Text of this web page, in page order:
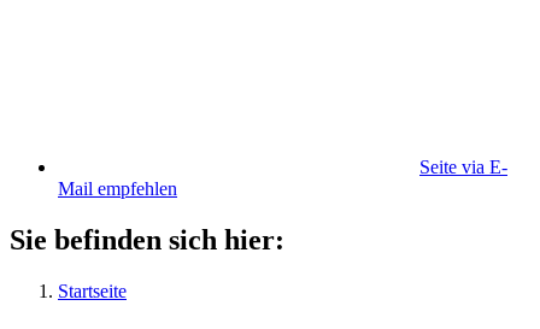
Seite via E-
Mail empfehlen
Sie befinden sich hier:
Startseite